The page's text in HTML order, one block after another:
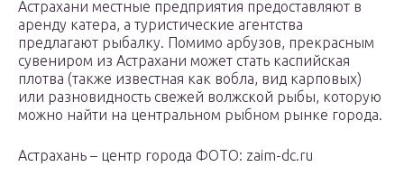
Астрахани местные предприятия предоставляют в
аренду катера, а туристические агентства
предлагают рыбалку. Помимо арбузов, прекрасным
сувениром из Астрахани может стать каспийская
плотва (также известная как вобла, вид карповых)
или разновидность свежей волжской рыбы, которую
можно найти на центральном рыбном рынке города.
Астрахань – центр города ФОТО: zaim-dc.ru